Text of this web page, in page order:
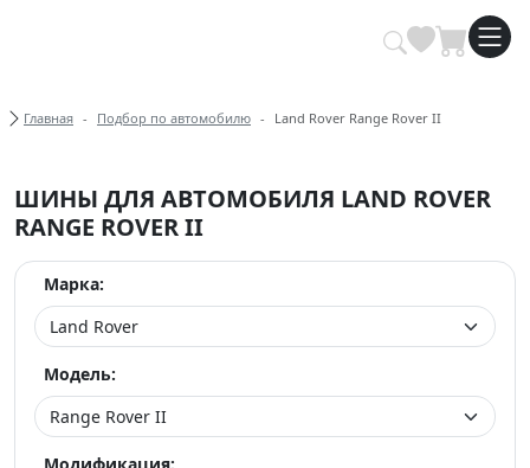
Купить автомобильные шины
Хлебные крошки
Главная Подбор по автомобилю Land Rover Range Rover II
ШИНЫ ДЛЯ АВТОМОБИЛЯ LAND ROVER
RANGE ROVER II
Марка:
Модель: